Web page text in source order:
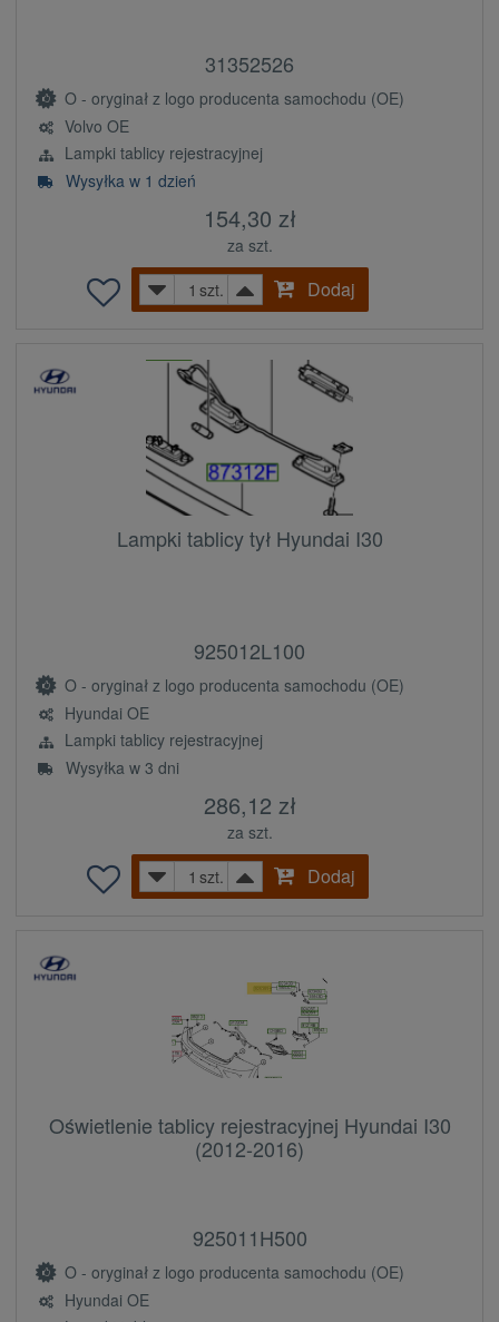
31352526
O - oryginał z logo producenta samochodu (OE)
Volvo OE
Lampki tablicy rejestracyjnej
Wysyłka w 1 dzień
154,30 zł
za szt.
szt.
Dodaj
Lampki tablicy tył Hyundai I30
925012L100
O - oryginał z logo producenta samochodu (OE)
Hyundai OE
Lampki tablicy rejestracyjnej
Wysyłka w 3 dni
286,12 zł
za szt.
szt.
Dodaj
Oświetlenie tablicy rejestracyjnej Hyundai I30
(2012-2016)
925011H500
O - oryginał z logo producenta samochodu (OE)
Hyundai OE